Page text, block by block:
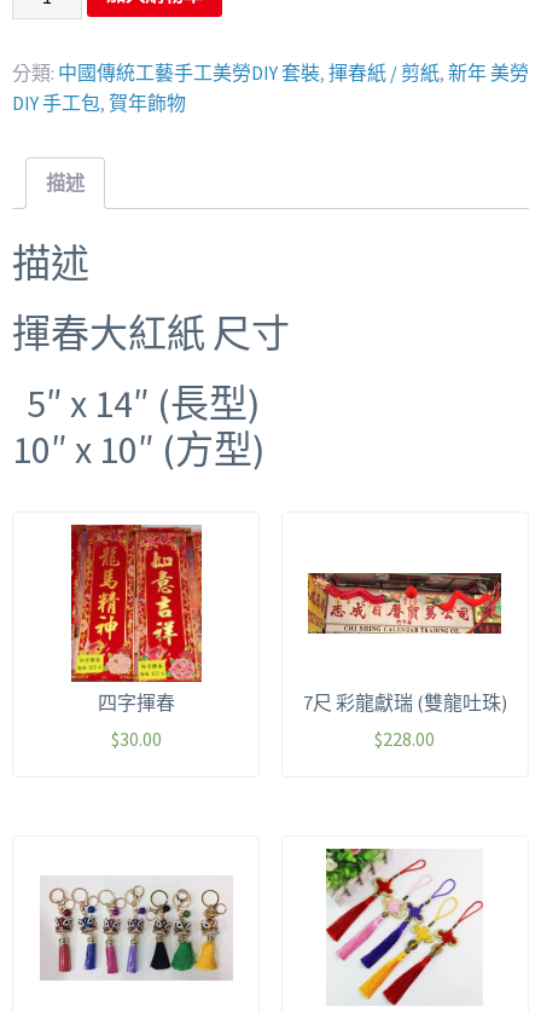
分類: 中國傳統工藝手工美勞DIY 套裝, 揮春紙 / 剪紙, 新年 美勞
DIY 手工包, 賀年飾物
描述
描述
揮春大紅紙 尺寸
5″ x 14″ (長型)
10″ x 10″ (方型)
四字揮春
$30.00
7尺 彩龍獻瑞 (雙龍吐珠)
$228.00